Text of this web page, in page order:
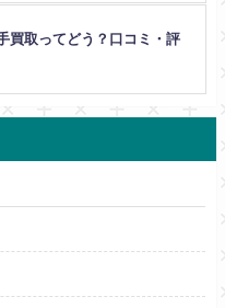
買取ってどう？口コミ・評